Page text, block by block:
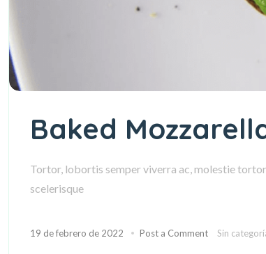
Baked
Tortor, lobortis semper viverra ac, molestie
scelerisque
19 de febrero de 2022 Post a Comment Sin